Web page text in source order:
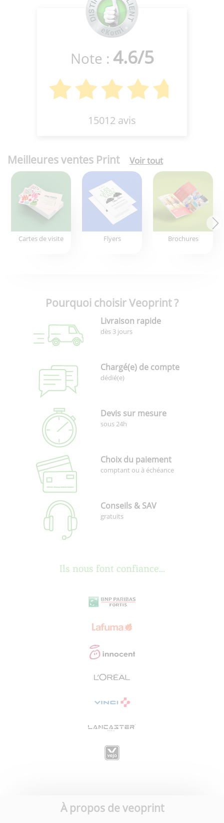
Note : 4.6/5
15012 avis
Meilleures ventes Print Voir tout
Cartes de visite Flyers Brochures
Pourquoi choisir Veoprint ?
Livraison rapide
dès 3 jours
Chargé(e) de compte
dédié(e)
Devis sur mesure
sous 24h
Choix du paiement
comptant ou à échéance
Conseils & SAV
gratuits
Ils nous font confiance...
À propos de veoprint